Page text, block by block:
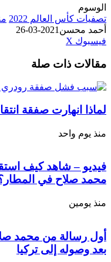
الوسوم
تصفيات كأس العالم 2022
أحمد محسن 2021-03-26
فيسبوك ‫X
البريد
مقالات ذات صلة
لماذا انهارت صفقة
منذ يوم واحد
فيديو – شاهد كيف
محمد صلاح في المطار؟
منذ يومين
أول رسالة من محمد
بعد وصوله إلى تركيا